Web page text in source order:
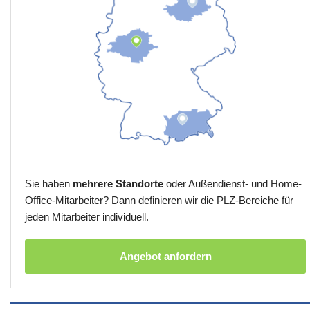
Sie haben mehrere Standorte oder Außendienst- und Home-
Office-Mitarbeiter? Dann definieren wir die PLZ-Bereiche für
jeden Mitarbeiter individuell.
Angebot anfordern